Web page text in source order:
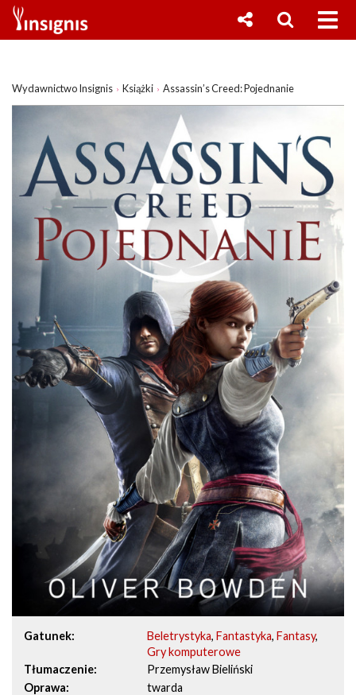
Wydawnictwo Insignis Książki Assassin’s Creed: Pojednanie
Gatunek Beletrystyka,Fantastyka,Fantasy,
Gry komputerowe
Tłumaczenie
Przemysław Bieliński
Oprawa
twarda